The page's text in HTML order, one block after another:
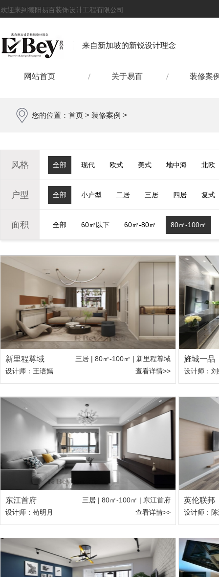
欢迎来到德阳易百装饰设计工程有限公司
来自新加坡的新锐设计理念
网站首页 关于易百 装修案
您的位置： 首页 > 装修案例 >
风格 全部 现代 欧式 美式 地中海 北欧
户型 全部 小户型 二居 三居 四居 复式
面积 全部 60㎡以下 60㎡-80㎡ 80㎡-100㎡
新里程尊域
三居 | 80㎡-100㎡ | 新里程尊域
设计师：王语嫣
查看详情>>
旌城一品
设计师：
东江首府
三居 | 80㎡-100㎡ | 东江首府
设计师：苟明月
查看详情>>
英伦联邦
设计师：